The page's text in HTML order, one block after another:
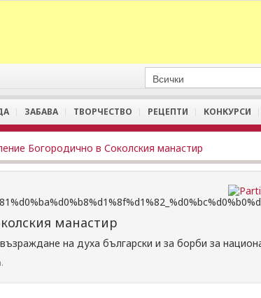
ЗАБАВА ТВОРЧЕСТВО РЕЦЕПТИ КОНКУРСИ
Богородично в Соколския манастир
манастир
на духа български и за борби за